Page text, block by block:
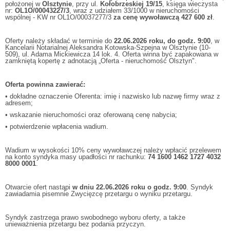
położonej w Olsztynie , przy ul. Kołobrzeskiej 19/15 , księga wieczysta
nr: OL1O/00043227/3 , wraz z udziałem 33/1000 w nieruchomości
wspólnej - KW nr OL1O/00037277/3 za cenę wywoławczą 427 600 zł
Oferty należy składać w terminie do 22.06.2026 roku, do godz. 9:00 , w
Kancelarii Notarialnej Aleksandra Kotowska-Szpejna w Olsztynie (10-
509), ul. Adama Mickiewicza 14 lok. 4. Oferta winna być zapakowana w
zamkniętą kopertę z adnotacją „Oferta - nieruchomość Olsztyn".
Oferta powinna zawierać:
• dokładne oznaczenie Oferenta: imię i nazwisko lub nazwę firmy wraz z
adresem;
• wskazanie nieruchomości oraz oferowaną cenę nabycia;
• potwierdzenie wpłacenia wadium.
Wadium w wysokości 10% ceny wywoławczej należy wpłacić przelewem
na konto syndyka masy upadłości nr rachunku: 74 1600 1462 1727 4032
8000 0001
Otwarcie ofert nastąpi w dniu 22.06.2026 roku o godz. 9:00 . Syndyk
zawiadamia pisemnie Zwycięzcę przetargu o wyniku przetargu.
Syndyk zastrzega prawo swobodnego wyboru oferty, a także
unieważnienia przetargu bez podania przyczyn.